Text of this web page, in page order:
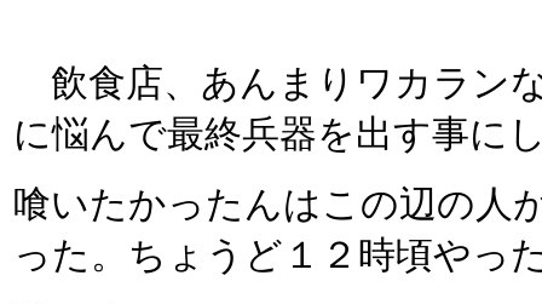
飲食店、あんまりワカラン
に悩んで最終兵器を出す事に
喰いたかったんはこの辺の人
った。ちょうど１２時頃やっ